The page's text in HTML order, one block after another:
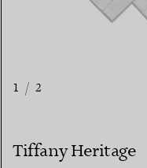
1 / 2
Tiffany Heritage